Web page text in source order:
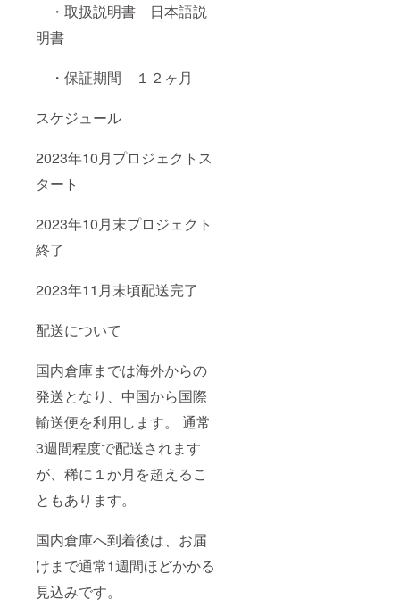
・取扱説明書 日本語説
明書
・保証期間 １２ヶ月
スケジュール
2023年10月プロジェクトス
タート
2023年10月末プロジェクト
終了
2023年11月末頃配送完了
配送について
国内倉庫までは海外からの
発送となり、中国から国際
輸送便を利用します。 通常
3週間程度で配送されます
が、稀に１か月を超えるこ
ともあります。
国内倉庫へ到着後は、お届
けまで通常1週間ほどかかる
見込みです。